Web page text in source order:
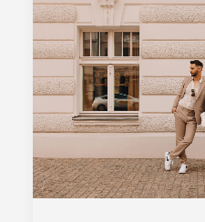
PORTFOLIO
FOTOHISTORIE
ALBUMY
STREFA KLIENTA